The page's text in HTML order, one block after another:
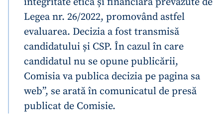
Legea nr. 26/2022, promovând astfel
evaluarea. Decizia a fost transmisă
candidatului și CSP. În cazul în care
candidatul nu se opune publicării,
Comisia va publica decizia pe pagina sa
web”, se arată în comunicatul de presă
publicat de Comisie.